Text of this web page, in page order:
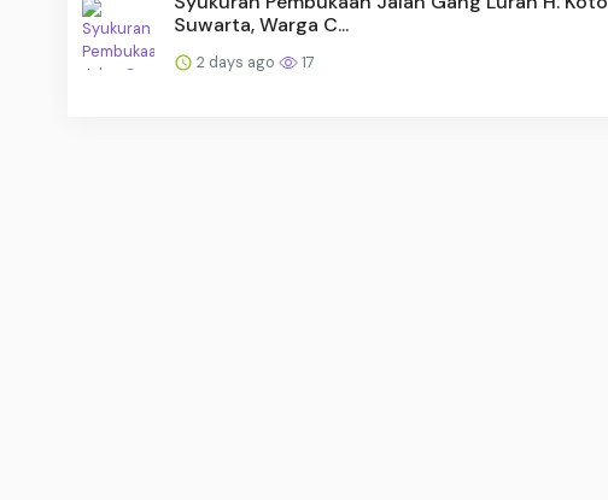
Suwarta, Warga C...
2 days ago 17